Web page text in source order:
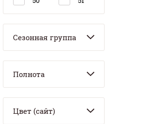
Сезонная группа
Полнота
Цвет (сайт)